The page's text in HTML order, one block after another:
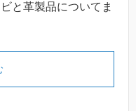
と革製品についてま